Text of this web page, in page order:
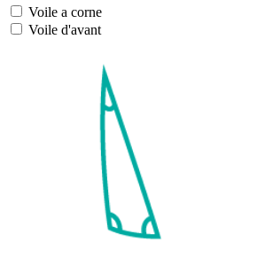
Voile a corne
Voile d'avant